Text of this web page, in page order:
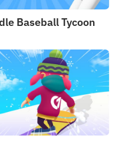
Baseball Tycoon